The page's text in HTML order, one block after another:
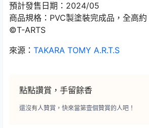
預計發售日期：2024/05
商品規格：PVC製塗裝完成品，全高
©T-ARTS
來源： TAKARA TOMY A.R.T.S
點點讚賞，手留餘香
還沒有人贊賞，快來當第壹個贊賞的人吧！